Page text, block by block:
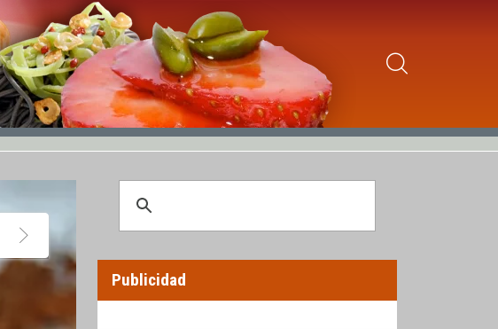
Publicidad